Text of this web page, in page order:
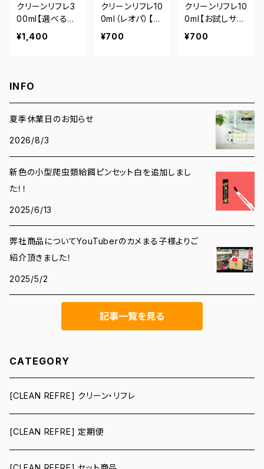
クリーンリフレ3
00ml【選べる9
種類】（レオパ・
ヘビ・カメ・モモ
¥1,400
クリーンリフレ10
0ml（レオパ）【選
べる3種類】
¥700
クリーンリフレ10
0ml【お試しサイ
ズ】
¥700
INFO
夏季休業日のお知らせ
2026/8/3
新色の小型爬虫類給餌ピンセット白を追加しまし
た！！
2025/6/13
弊社商品についてYouTuberのカメまる子様よりご
紹介頂きました！
2025/5/2
記事一覧を見る
CATEGORY
[CLEAN REFRE] クリーン・リフレ
[CLEAN REFRE] 定期便